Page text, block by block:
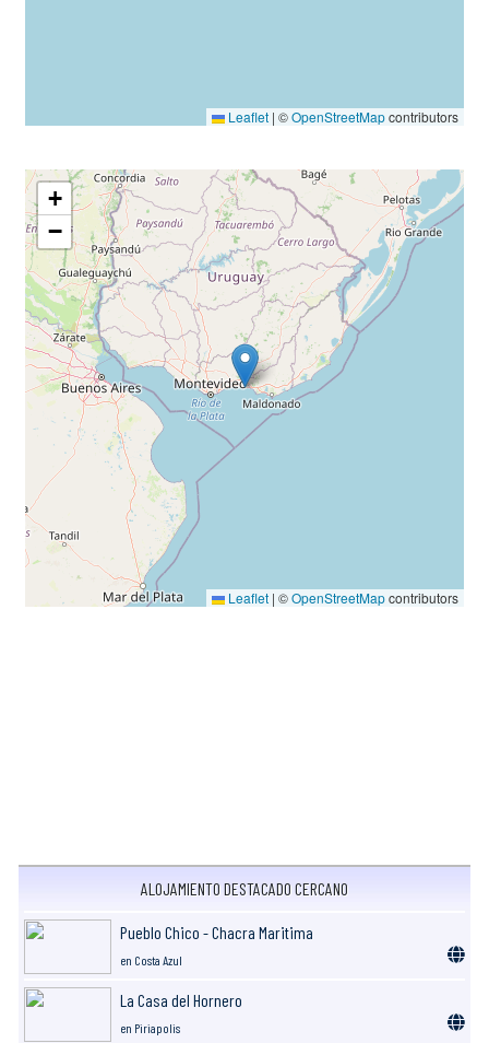
Leaflet | ©OpenStreetMapcontributors
+
−
Leaflet | ©OpenStreetMapcontributors
ALOJAMIENTO DESTACADO CERCANO
Pueblo Chico - Chacra Maritima
en Costa Azul
La Casa del Hornero
en Piriapolis